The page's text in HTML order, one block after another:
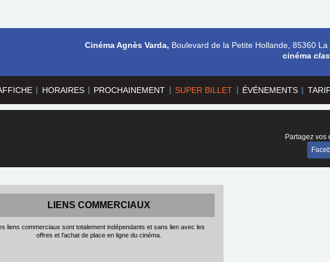
| HORAIRES | PROCHAINEMENT | SUPER BILLET | ÉVÉNEMENTS |
Cinéma Agnès Varda, Boulevard de la Petite Hollande, 85360
cinéma
Partagez vos
LIENS COMMERCIAUX
liens commerciaux sont totalement indépendants et sans lien avec les
offres et l'achat de place en ligne du cinéma.